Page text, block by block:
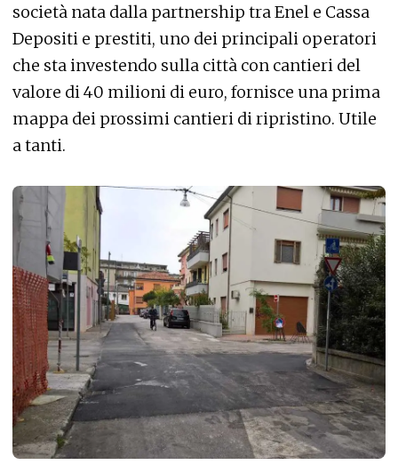
società nata dalla partnership tra Enel e Cassa
Depositi e prestiti, uno dei principali operatori
che sta investendo sulla città con cantieri del
valore di 40 milioni di euro, fornisce una prima
mappa dei prossimi cantieri di ripristino. Utile
a tanti.